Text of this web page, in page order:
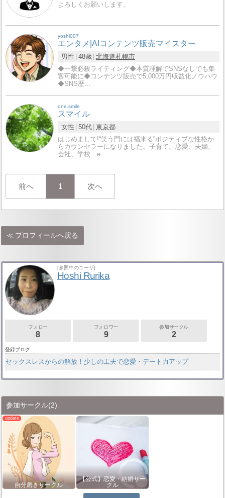
よろしくお願いします。
yoshi007
エンタメ|AIコンテンツ販売マイスター
男性 48歳 北海道札幌市
◆一撃必殺ライティング◆本質理解でSNSなしでも集
客可能に◆コンテンツ販売で5,000万円収益化ノウハウ
◆SNS歴…
one.smile
スマイル
女性 50代 東京都
はじめまして!“笑う門には福来る”ポジティブな性格か
らカウンセラーになりました。子育て、恋愛、夫婦、
会社、学校…e…
前へ 1 次へ
プロフィールへ戻る
[参照中のユーザ]
Hoshi Rurika
フォロー
8
フォロワー
9
参加サークル
2
登録ブログ
セックスレスからの解放！少しの工夫で恋愛・デート力アップ
参加サークル(2)
自分磨きサークル
【公式】恋愛・結婚サー
クル